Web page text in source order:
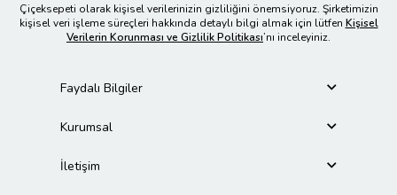
Çiçeksepeti olarak kişisel verilerinizin gizliliğini önemsiyoruz. Şirketimizin
kişisel veri işleme süreçleri hakkında detaylı bilgi almak için lütfen Kişisel
Verilerin Korunması ve Gizlilik Politikası’nı inceleyiniz.
Faydalı Bilgiler
Kurumsal
İletişim